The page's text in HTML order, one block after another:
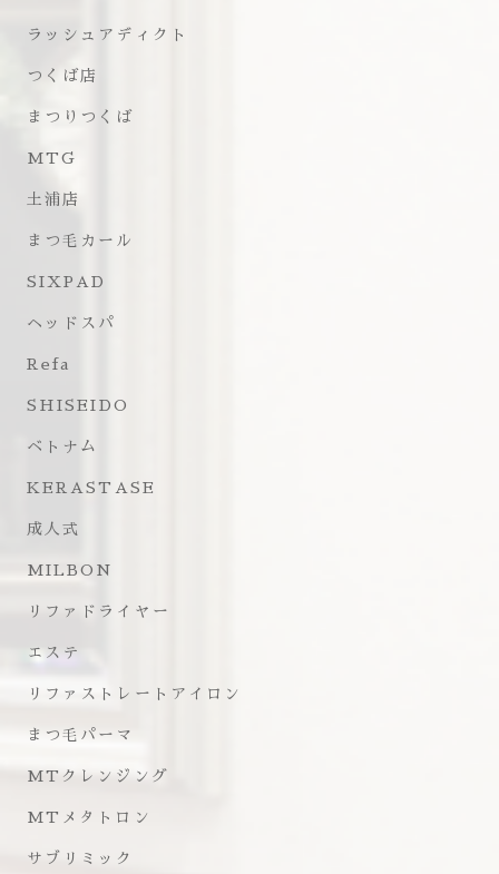
ラッシュアディクト
つくば店
まつりつくば
MTG
土浦店
まつ毛カール
SIXPAD
ヘッドスパ
Refa
SHISEIDO
ベトナム
KERASTASE
成人式
MILBON
リファドライヤー
エステ
リファストレートアイロン
まつ毛パーマ
MTクレンジング
MTメタトロン
サブリミック